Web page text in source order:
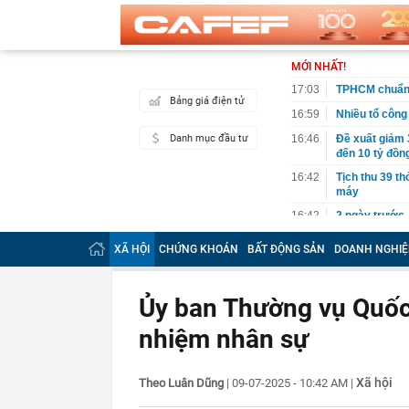
Bảng giá điện tử
Danh mục đầu tư
MỚI NHẤT!
17:03
TPHCM
16:59
Nhiều tổ
16:46
Đề xuất giảm
đến 10 tỷ
16:42
Tịch thu 39
máy
16:42
2 ngày trước
cánh
16:40
Cắm loạt cọc
bằng tòa nhà
16:32
Đề xuất giảm
16:30
16:30
Bắt giữ Lê Thị
16:24
Sau ngày 31/
XÃ HỘI CHỨNG KHOÁN BẤT ĐỘNG SẢN DOANH
Ủy ban Thường vụ
nhiệm nhân sự
Theo Luân Dũng | 09-07-2025 - 10:42 AM | Xã hội